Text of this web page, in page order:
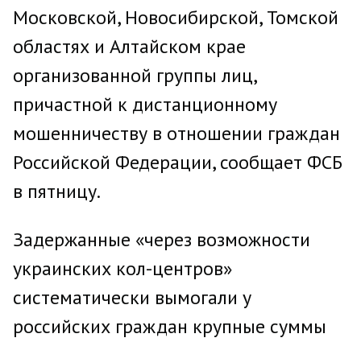
Московской, Новосибирской, Томской
областях и Алтайском крае
организованной группы лиц,
причастной к дистанционному
мошенничеству в отношении граждан
Российской Федерации, сообщает ФСБ
в пятницу.
Задержанные «через возможности
украинских кол-центров»
систематически вымогали у
российских граждан крупные суммы